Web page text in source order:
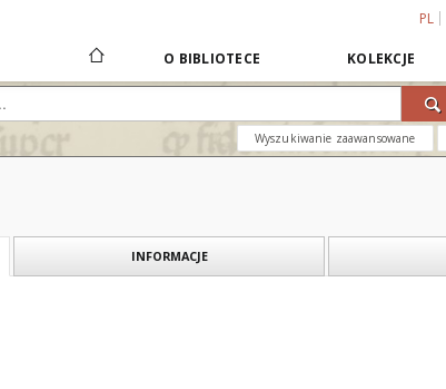
PL
O BIBLIOTECE KOLEKCJE
Wyszukiwanie zaawansowane
INFORMACJE